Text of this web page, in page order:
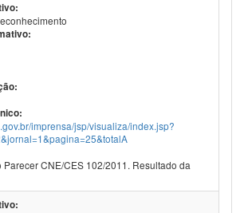
imprensa/jsp/visualiza/index.jsp?
CNE/CES 102/2011. Resultado da